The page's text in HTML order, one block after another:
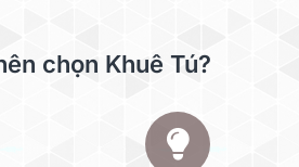
chọn Khuê Tú?